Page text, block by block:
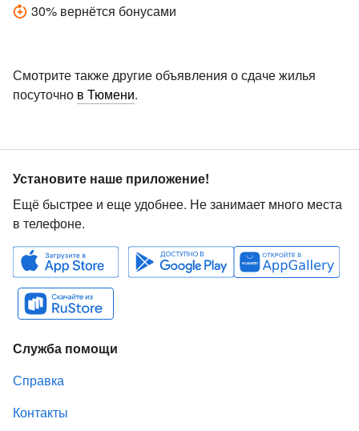
30% вернётся бонусами
Смотрите также другие объявления о сдаче жилья
посуточно в Тюмени.
Установите наше приложение!
Ещё быстрее и еще удобнее. Не занимает много места
в телефоне.
Служба помощи
Справка
Контакты